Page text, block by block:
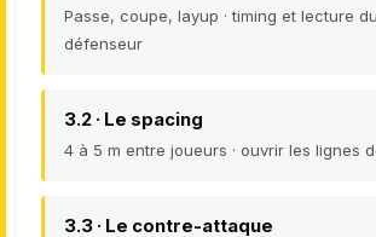
Passe, coupe, layup · timing et lecture du
défenseur
3.2 · Le spacing
4 à 5 m entre joueurs · ouvrir les lignes
3.3 · Le contre-attaque